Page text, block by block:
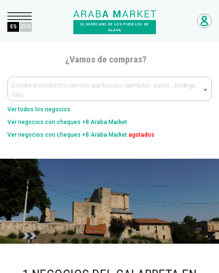
EL MERCADO DE LOS PUEBLOS DE
ÁLAVA
ES EUS
¿Vamos de compras?
Escribe el producto o servicio que buscas, ejemplos; queso… bodega…
ropa
Ver todos los negocios
Ver negocios con cheques +8 Araba Market
Ver negocios con cheques +8 Araba Market agotados